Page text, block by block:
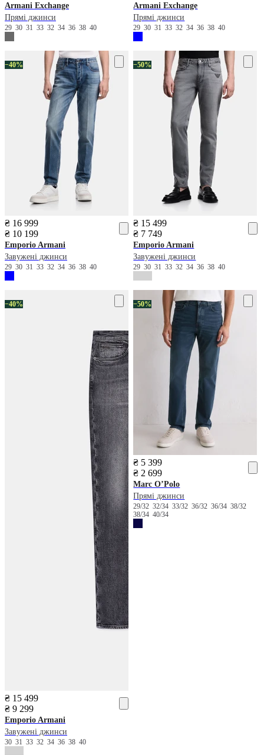
Armani Exchange
Прямі джинси
29 30 31 33 32 34 36 38 40
Armani Exchange
Прямі джинси
293031333234363840
−40%
₴ 16 999
₴ 10 199
Emporio Armani
Завужені джинси
29 30 31 33 32 34 36 38 40
−50%
₴ 15 499
₴ 7 749
Emporio Armani
Завужені джинси
293031333234363840
−40%
₴ 15 499
₴ 9 299
Emporio Armani
Завужені джинси
30 31 33 32 34 36 38 40
−50%
₴ 5 399
₴ 2 699
Marc O’Polo
Прямі джинси
29/3232/3433/3236/3236/3438/32
38/3440/34